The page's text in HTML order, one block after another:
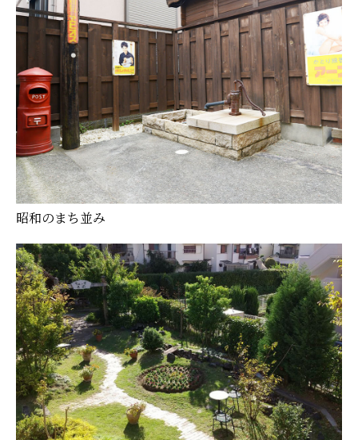
昭和のまち並み